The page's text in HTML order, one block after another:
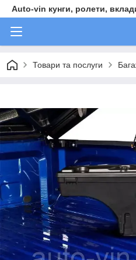
Auto-vin кунги, ролети,
Товари та послуги